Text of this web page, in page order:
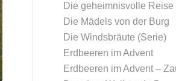
Die geheimnisvolle Reise
Die Mädels von der Burg
Die Windsbräute (Serie)
Erdbeeren im Advent
Erdbeeren im Advent –